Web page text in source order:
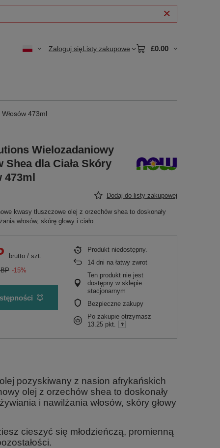
Zaloguj sięListy zakupowe £0.00
473ml
Wielozadaniowy
Shea dla Ciała Skóry
473ml
Dodaj do listy zakupowej
kwasy tłuszczowe olej z orzechów shea to doskonały
włosów, skórę głowy i ciało.
brutto / szt.
-15%
Produkt niedostępny
14 dni na łatwy zwrot
Ten produkt nie jest
dostępny w sklepie
stacjonarnym
Bezpieczne zakupy
Po zakupie otrzymasz
13.25 pkt.
pozyskiwany z nasion afrykańskich
olej z orzechów shea to doskonały
i nawilżania włosów, skóry głowy
cieszyć się młodzieńczą, promienną